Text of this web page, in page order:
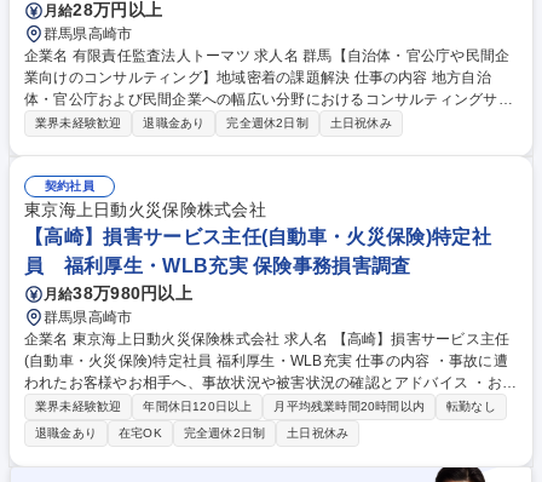
月給28万円以上
群馬県高崎市
企業名 有限責任監査法人トーマツ 求人名 群馬【自治体・官公庁や民間企
業向けのコンサルティング】地域密着の課題解決 仕事の内容 地方自治
体・官公庁および民間企業への幅広い分野におけるコンサルティングサー
ビスを提供。クライアントは地場（近県含む）中小・中堅企業～大企業ま
性化、地域ブランディング戦略 【中小・中堅～大企業向け経営コンサルテ
ィング】 ■事業再生支援業務■M＆A関連業務■経営管理制度■事業計画策定
■管理会計・原価管理制度構築 ■人事制度の策定や運用■情報システム・業
務プロセス（DX）■内部統制・ガバナンス■IPO■事業承継■サステナビリ
ティ■その他経営基盤整備全般 募集職種 群馬【自治体・官公庁や民間企業
向けのコンサルティング】地域密着の課題解決
業界未経験歓迎 退職金あり 完全週休2日制 土日祝休み
契約社員
東京海上日動火災保険株式会社
【高崎】損害サービス主任(自動車・火災保険)特定社
員 福利厚生・WLB充実 保険事務損害調査
月給38万980円以上
群馬県高崎市
企業名 東京海上日動火災保険株式会社 求人名 【高崎】損害サービス主任
(自動車・火災保険)特定社員 福利厚生・WLB充実 仕事の内容 ・事故に遭
われたお客様やお相手へ、事故状況や被害状況の確認とアドバイス ・お怪
我をされた方の治療状況の確認と治療終了までのフォロー・アドバイス ・
お客様への事案対応経過の報告 ・お客様へお支払保険金額の説明やお相手
方との示談交渉＊ ・社内関係者や顧問の弁護士・医師等との打合せ ・専
用システムを利用した記録業務、書類作成業務、保険金お支払業務 ※一部
業界未経験歓迎 年間休日120日以上 月平均残業時間20時間以内
転勤なし
退職金あり
在宅OK 完全週休2日制 土日祝休み